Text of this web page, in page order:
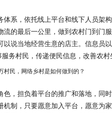
体系，依托线上平台和线下人员架
流的最后一公里，做到农村门到门
以说当地经营生意的店主。信息员
服务村民，传递便民信息，改善农
色，担负着平台的推广和落地，同
机制，只要愿意加入平台，愿意为